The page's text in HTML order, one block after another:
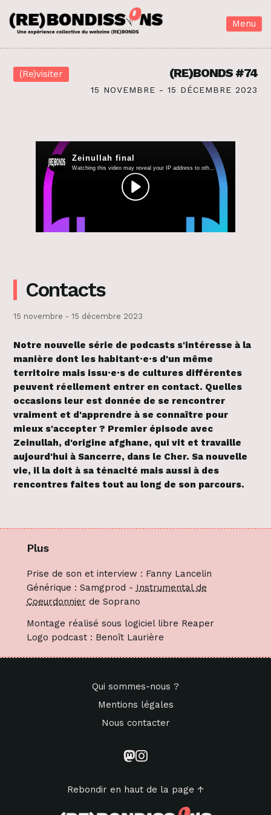
Menu
(Re)visiter (RE)BONDS #74
15 NOVEMBRE - 15 DÉCEMBRE 2023
Contacts
15 novembre - 15 décembre 2023
Notre nouvelle série de podcasts s'intéresse à la
manière dont les habitant·e·s d'un même
territoire mais issu·e·s de cultures différentes
peuvent réellement entrer en contact. Quelles
occasions leur est donnée de se rencontrer
vraiment et d'apprendre à se connaître pour
mieux s'accepter ? Premier épisode avec
Zeinullah, d'origine afghane, qui vit et travaille
aujourd'hui à Sancerre, dans le Cher. Sa nouvelle
vie, il la doit à sa ténacité mais aussi à des
rencontres faites tout au long de son parcours.
Plus
Prise de son et interview : Fanny Lancelin
Générique : Samgprod - Instrumental de
Coeurdonnier de Soprano
Montage réalisé sous logiciel libre Reaper
Logo podcast : Benoît Laurière
Qui sommes-nous ?
Mentions légales
Nous contacter
Rebondir en haut de la page ↑